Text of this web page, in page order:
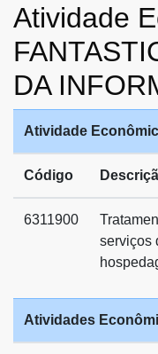
Atividade
DA
Atividade
Código
6311900
serviços
Atividades